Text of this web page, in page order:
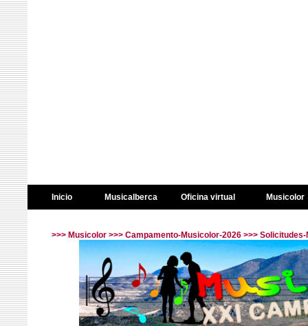
Inicio Musicalberca Oficina virtual Musicolor
>>> Musicolor >>> Campamento-Musicolor-2026 >>>